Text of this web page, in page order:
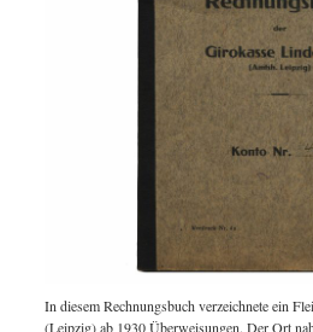
In diesem Rechnungsbuch verzeichnete ein
(Leipzig) ab 1930 Überweisungen. Der Ort